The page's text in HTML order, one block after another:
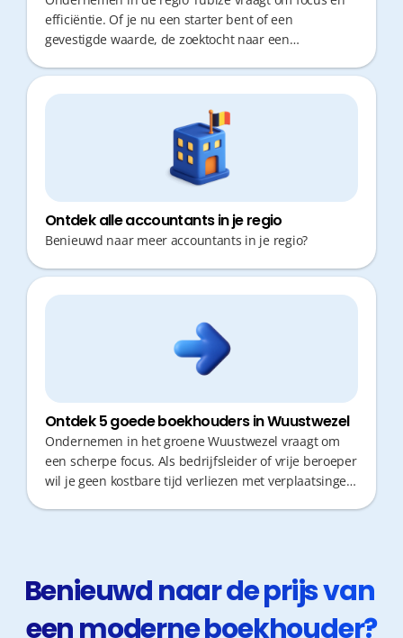
efficiëntie. Of je nu een starter bent of een
gevestigde waarde, de zoektocht naar een
proactief meedenkt, is cruciaal. Niemand wil kostbare
tijd verliezen in de file voor het binnenbrengen van
bonnetjes of dagen wachten op een antwoord op een
simpele fiscale vraag. Een geschikte financiële
partner is de sleutel tot groei.
Ontdek alle accountants in je regio
Benieuwd naar meer accountants in je regio?
Ontdek 5 goede boekhouders in Wuustwezel
Ondernemen in het groene Wuustwezel vraagt om
een scherpe focus. Als bedrijfsleider of vrije beroeper
wil je geen kostbare tijd verliezen met verplaatsingen
echt telt: de groei van je zaak. Ontdek hieronder vijf
betrouwbare boekhouders in de regio Wuustwezel.
Benieuwd naar de prijs van
een moderne boekhouder?